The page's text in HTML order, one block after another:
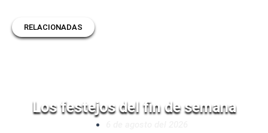
RELACIONADAS
Los festejos del fin de semana